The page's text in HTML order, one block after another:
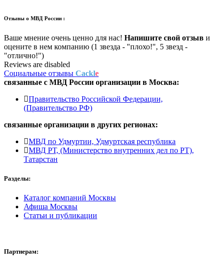
Отзывы о МВД России :
Ваше мнение очень ценно для нас! Напишите свой отзыв и
оцените в нем компанию (1 звезда - "плохо!", 5 звезд -
"отлично!")
Reviews are disabled
Социальные отзывы Cackle
связанные с МВД России организации в Москва:
Правительство Российской Федерации,
(Правительство РФ)
связанные организации в других регионах:
МВД по Удмуртии, Удмуртская республика
МВД РТ, (Министерство внутренних дел по РТ),
Татарстан
Разделы:
Каталог компаний Москвы
Афиша Москвы
Статьи и публикации
Партнерам: